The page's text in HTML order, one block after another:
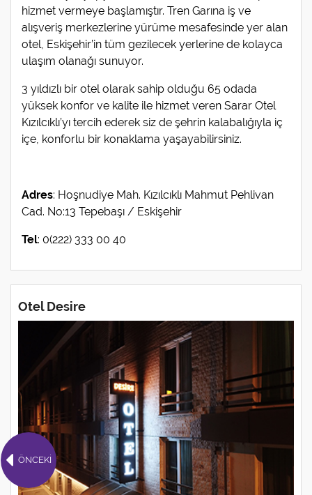
hizmet vermeye başlamıştır. Tren Garına iş ve
alışveriş merkezlerine yürüme mesafesinde yer alan
otel, Eskişehir’in tüm gezilecek yerlerine de kolayca
ulaşım olanağı sunuyor.
3 yıldızlı bir otel olarak sahip olduğu 65 odada
yüksek konfor ve kalite ile hizmet veren Sarar Otel
Kızılcıklı’yı tercih ederek siz de şehrin kalabalığıyla iç
içe, konforlu bir konaklama yaşayabilirsiniz.
Adres: Hoşnudiye Mah. Kızılcıklı Mahmut Pehlivan
Cad. No:13 Tepebaşı / Eskişehir
Tel: 0(222) 333 00 40
Otel Desire
ÖNCEKİ